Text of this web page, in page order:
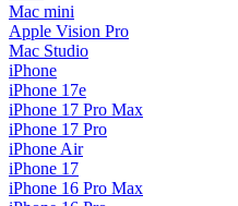
Mac mini
Apple Vision Pro
Mac Studio
iPhone
iPhone 17e
iPhone 17 Pro Max
iPhone 17 Pro
iPhone Air
iPhone 17
iPhone 16 Pro Max